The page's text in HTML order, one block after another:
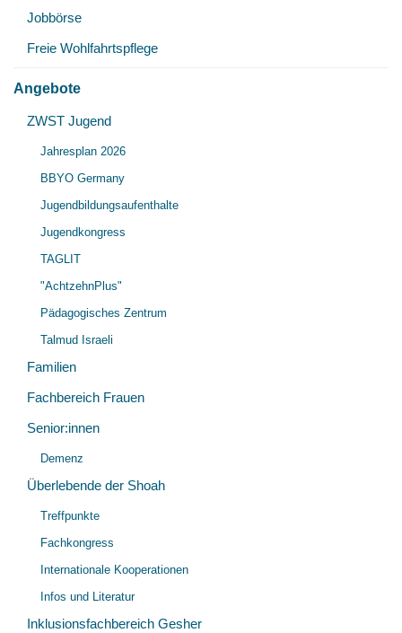
Jobbörse
Freie Wohlfahrtspflege
Angebote
ZWST Jugend
Jahresplan 2026
BBYO Germany
Jugendbildungsaufenthalte
Jugendkongress
TAGLIT
"AchtzehnPlus"
Pädagogisches Zentrum
Talmud Israeli
Familien
Fachbereich Frauen
Senior:innen
Demenz
Überlebende der Shoah
Treffpunkte
Fachkongress
Internationale Kooperationen
Infos und Literatur
Inklusionsfachbereich Gesher